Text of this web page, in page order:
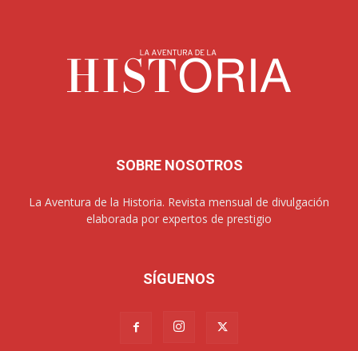
SOBRE NOSOTROS
La Aventura de la Historia. Revista mensual de divulgación
elaborada por expertos de prestigio
SÍGUENOS